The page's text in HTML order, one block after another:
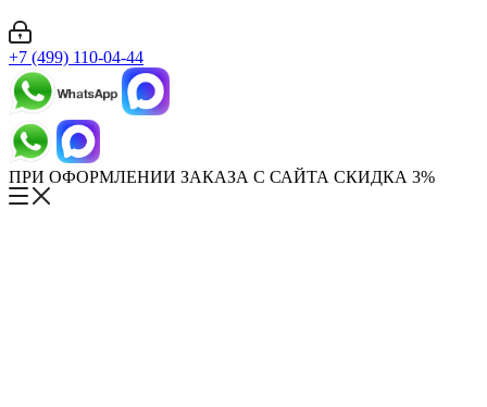
+7 (499) 110-04-44
ПРИ ОФОРМЛЕНИИ ЗАКАЗА С САЙТА СКИДКА 3%